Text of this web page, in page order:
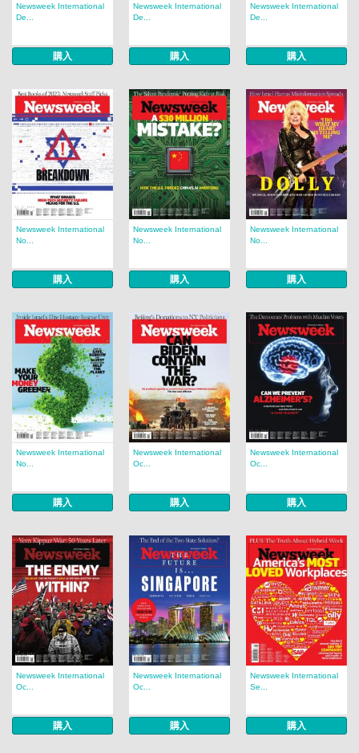
Newsweek International
De...
購入
Newsweek International
De...
購入
Newsweek International
De...
購入
Newsweek International
No...
購入
Newsweek International
No...
購入
Newsweek International
No...
購入
Newsweek International
No...
購入
Newsweek International
Oc...
購入
Newsweek International
Oc...
購入
Newsweek International
Oc...
購入
Newsweek International
Oc...
購入
Newsweek International
Se...
購入